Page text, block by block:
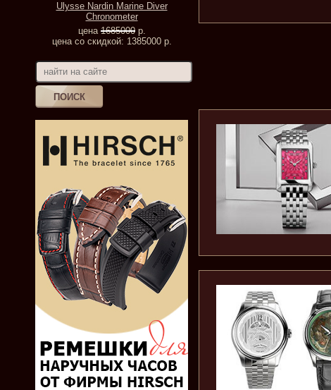
Ulysse Nardin Marine Diver
Chronometer
цена 1685000р.
цена со скидкой: 1385000 р.